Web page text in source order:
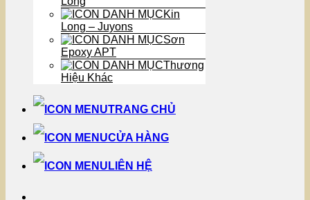
Kin
Long – Juyons
Sơn
Epoxy APT
Thương
Hiệu Khác
TRANG CHỦ
CỬA HÀNG
LIÊN HỆ